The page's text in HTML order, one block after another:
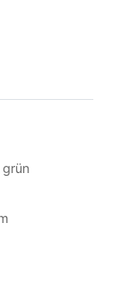
grün